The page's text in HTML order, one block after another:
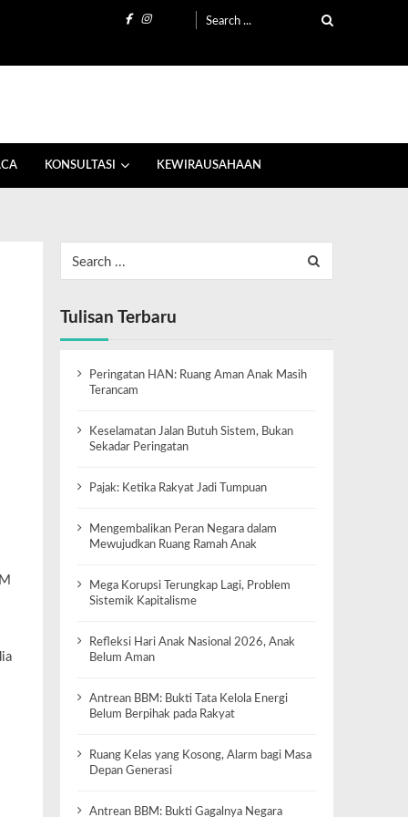
KONSULTASI KEWIRAUSAHAAN
Tulisan Terbaru
Peringatan HAN: Ruang Aman Anak Masih
Terancam
Keselamatan Jalan Butuh Sistem, Bukan
Sekadar Peringatan
Pajak: Ketika Rakyat Jadi Tumpuan
Mengembalikan Peran Negara dalam
Mewujudkan Ruang Ramah Anak
Mega Korupsi Terungkap Lagi, Problem
Sistemik Kapitalisme
Refleksi Hari Anak Nasional 2026, Anak
Belum Aman
Antrean BBM: Bukti Tata Kelola Energi
Belum Berpihak pada Rakyat
Ruang Kelas yang Kosong, Alarm bagi Masa
Depan Generasi
Antrean BBM: Bukti Gagalnya Negara